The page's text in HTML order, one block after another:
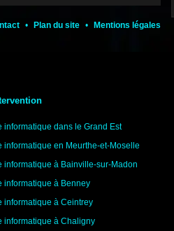
• Plan du site • Mentions légales
informatique dans le Grand Est
informatique en Meurthe-et-Moselle
informatique à Bainville-sur-Madon
informatique à Benney
informatique à Ceintrey
informatique à Chaligny